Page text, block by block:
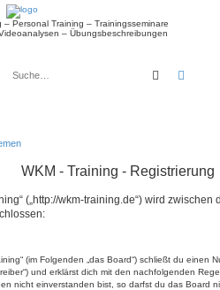
Personal Training – Trainingsseminare
– Übungsbeschreibungen
Suche
WKM - Training - Registrierung
(„http://wkm-training.de“) wird
(im Folgenden „das Board“) schließt du einen
und erklärst dich mit den nachfolgenden
nicht einverstanden bist, so darfst du das Board